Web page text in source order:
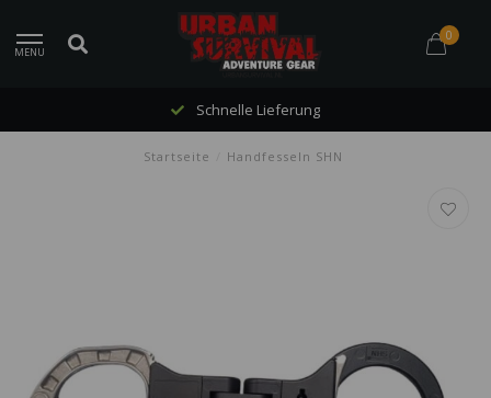
MENU
0
Schnelle Lieferung
Startseite Handfesseln SHN